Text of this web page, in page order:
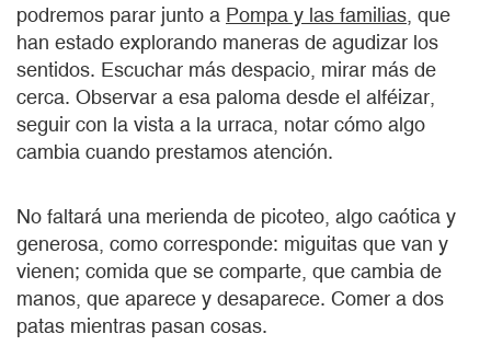
podremos parar junto a Pompa y las familias , que
han estado explorando maneras de agudizar los
sentidos. Escuchar más despacio, mirar más de
cerca. Observar a esa paloma desde el alféizar,
seguir con la vista a la urraca, notar cómo algo
cambia cuando prestamos atención.
No faltará una merienda de picoteo, algo caótica y
generosa, como corresponde: miguitas que van y
vienen; comida que se comparte, que cambia de
manos, que aparece y desaparece. Comer a dos
patas mientras pasan cosas.